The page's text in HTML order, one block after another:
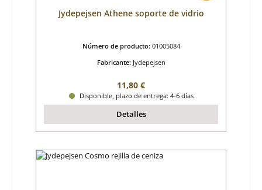
Jydepejsen Athene soporte de vidrio
Número de producto: 01005084
Fabricante: Jydepejsen
Precio normal:
11,80 €
Disponible, plazo de entrega: 4-6 días
Detalles